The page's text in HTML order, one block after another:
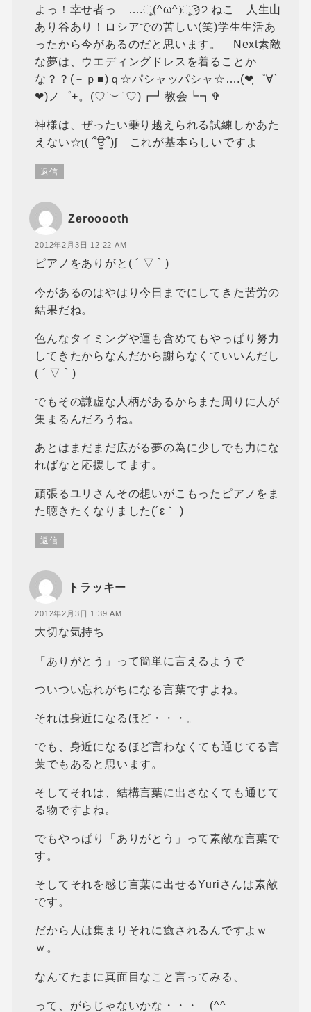
よっ！幸せ者っ ….ૂ(^ω^)ૂϠ੭ ねこ 人生山
あり谷あり！ロシアでの苦しい(笑)学生生活あ
ったから今があるのだと思います。 Next素敵
な夢は、ウエディングドレスを着ることか
な？？(－ｐ■)ｑ☆パシャッパシャ☆….(❤ฺ゜∀`
❤)ノ゜+。(♡˙︶˙♡)┏┛教会┗┓✞
神様は、ぜったい乗り越えられる試練しかあた
えない☆ʅ( ՞ਊ՞)ʃ これが基本らしいですよ
返信
Zerooooth
2012年2月3日 12:22 AM
ピアノをありがと( ´ ▽ ` )
今があるのはやはり今日までにしてきた苦労の
結果だね。
色んなタイミングや運も含めてもやっぱり努力
してきたからなんだから謝らなくていいんだし
( ´ ▽ ` )
でもその謙虚な人柄があるからまた周りに人が
集まるんだろうね。
あとはまだまだ広がる夢の為に少しでも力にな
ればなと応援してます。
頑張るユリさんその想いがこもったピアノをま
た聴きたくなりました(´ε｀ )
返信
トラッキー
2012年2月3日 1:39 AM
大切な気持ち
「ありがとう」って簡単に言えるようで
ついつい忘れがちになる言葉ですよね。
それは身近になるほど・・・。
でも、身近になるほど言わなくても通じてる言
葉でもあると思います。
そしてそれは、結構言葉に出さなくても通じて
る物ですよね。
でもやっぱり「ありがとう」って素敵な言葉で
す。
そしてそれを感じ言葉に出せるYuriさんは素敵
です。
だから人は集まりそれに癒されるんですよｗ
ｗ。
なんてたまに真面目なこと言ってみる、
って、がらじゃないかな・・・ (^^ゞ